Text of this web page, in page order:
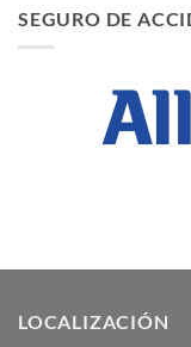
SEGURO DE
LOCALIZACIÓN